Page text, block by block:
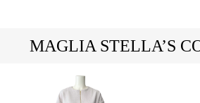
MAGLIA STELLA’S